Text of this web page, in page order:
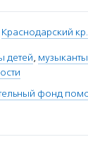
Краснодарский кр.
детей,
фонд